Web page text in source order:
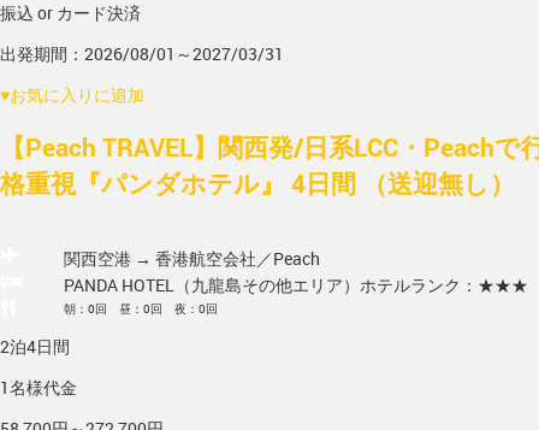
振込 or カード決済
出発期間：2026/08/01～2027/03/31
♥お気に入りに追加
【Peach TRAVEL】関西発/日系LCC・Peach
格重視『パンダホテル』 4日間 （送迎無し）
関西空港 → 香港航空会社／Peach
PANDA HOTEL（九龍島その他エリア） ホテルランク：★★★
朝：0回 昼：0回 夜：0回
2泊4日間
1名様代金